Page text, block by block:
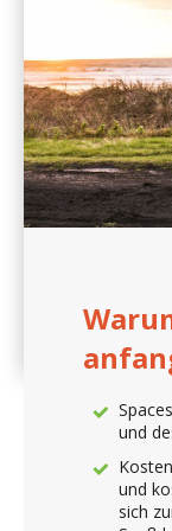
Trip
SIM-
und
und
sich